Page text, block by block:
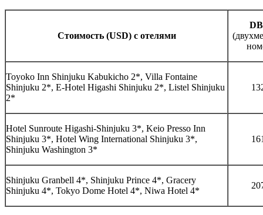
Cтоимость (USD) с отелями
Toyoko Inn Shinjuku Kabukicho 2*, Villa Fontaine
Shinjuku 2*, E-Hotel Higashi Shinjuku 2*, Listel Shinjuku
2*
Hotel Sunroute Higashi-Shinjuku 3*, Keio Presso Inn
Shinjuku 3*, Hotel Wing International Shinjuku 3*,
Shinjuku Washington 3*
Shinjuku Granbell 4*, Shinjuku Prince 4*, Gracery
Shinjuku 4*, Tokyo Dome Hotel 4*, Niwa Hotel 4*